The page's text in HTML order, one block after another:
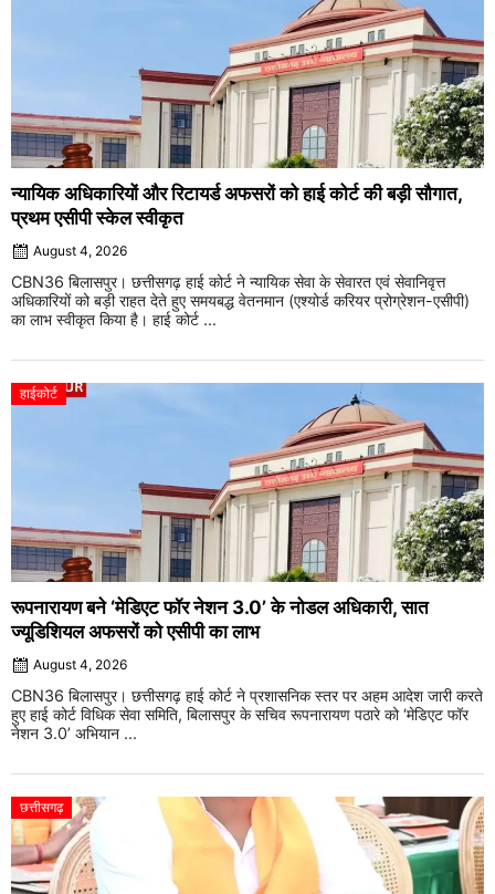
न्यायिक अधिकारियों और रिटायर्ड अफसरों को हाई कोर्ट की बड़ी सौगात,
प्रथम एसीपी स्केल स्वीकृत
August 4, 2026
CBN36 बिलासपुर। छत्तीसगढ़ हाई कोर्ट ने न्यायिक सेवा के सेवारत एवं सेवानिवृत्त
अधिकारियों को बड़ी राहत देते हुए समयबद्ध वेतनमान (एश्योर्ड करियर प्रोग्रेशन-एसीपी)
का लाभ स्वीकृत किया है। हाई कोर्ट ...
हाईकोर्ट
रूपनारायण बने ‘मेडिएट फॉर नेशन 3.0’ के नोडल अधिकारी, सात
ज्यूडिशियल अफसरों को एसीपी का लाभ
August 4, 2026
CBN36 बिलासपुर। छत्तीसगढ़ हाई कोर्ट ने प्रशासनिक स्तर पर अहम आदेश जारी करते
हुए हाई कोर्ट विधिक सेवा समिति, बिलासपुर के सचिव रूपनारायण पठारे को ‘मेडिएट फॉर
नेशन 3.0’ अभियान ...
छत्तीसगढ़